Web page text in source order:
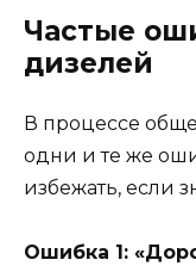
Частые
дизелей
В процессе
одни и те же
избежать, если
Ошибка 1: